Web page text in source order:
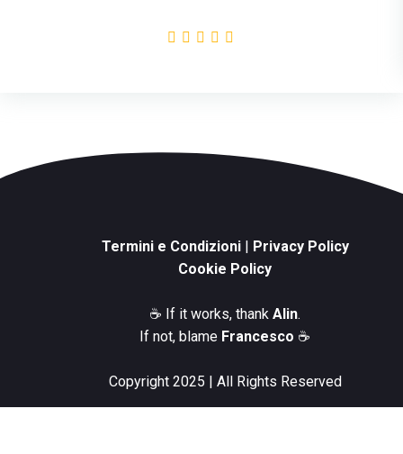
Termini e Condizioni|
Privacy Policy
Cookie Policy
☕️ If it works, thank Alin.
If not, blame Francesco ☕️
Copyright 2025 | All Rights Reserved